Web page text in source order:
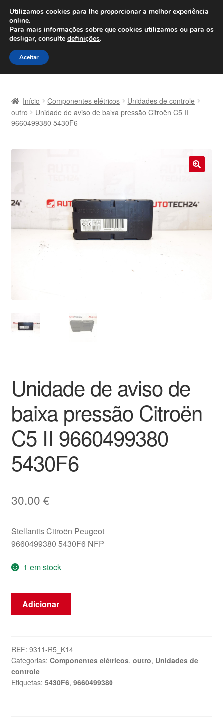
ENVIO a partir de 7 EUR
Seg-Sex, das 9h às 16h800 500 967
Ir
para
a
Saltar
para
o
Carrinho
Minha conta
Pagamentos
Procedimento de Reclamação
Termos e Condições
Transporte
Início Componentes elétricos
Unidades de controle
outro
Unidade de aviso de baixa pressão Citroën C5 II
9660499380 5430F6
Unidade de aviso de
baixa pressão Citroën
C5 II 9660499380
5430F6
30.00 €
Stellantis Citroën Peugeot
9660499380 5430F6 NFP
1 em stock
Quantidade
aviso
de
baixa
pressão
Adicionar
REF: 9311-R5_K14
Categorias: Componentes elétricos, outro, Unidades de
controle
Etiquetas: 5430F6, 9660499380
Utilizamos cookies para lhe proporcionar a melhor experiência
online.
Para mais informações sobre que cookies utilizamos ou para os
desligar, consulte definições.
Aceitar